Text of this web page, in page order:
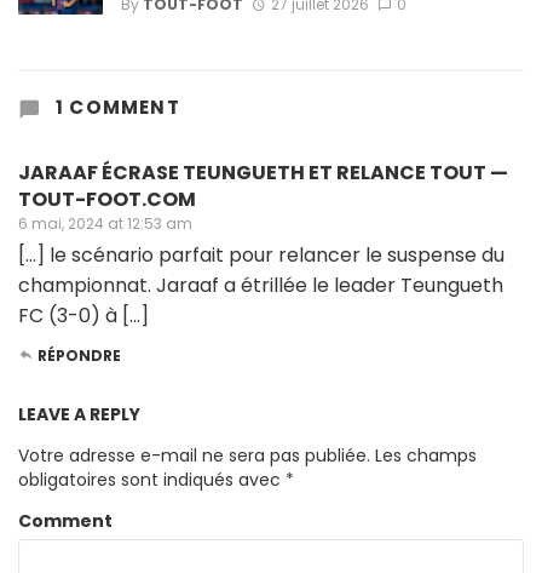
1 COMMENT
JARAAF ÉCRASE TEUNGUETH ET RELANCE TOUT —
TOUT-FOOT.COM
6 mai, 2024 at 12:53 am
[…] le scénario parfait pour relancer le suspense du
championnat. Jaraaf a étrillée le leader Teungueth
FC (3-0) à […]
RÉPONDRE
LEAVE A REPLY
Votre adresse e-mail ne sera pas publiée. Les champs
obligatoires sont indiqués avec *
Comment